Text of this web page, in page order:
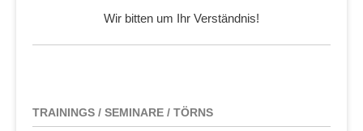
Wir bitten um Ihr Verständnis!
TRAININGS / SEMINARE / TÖRNS